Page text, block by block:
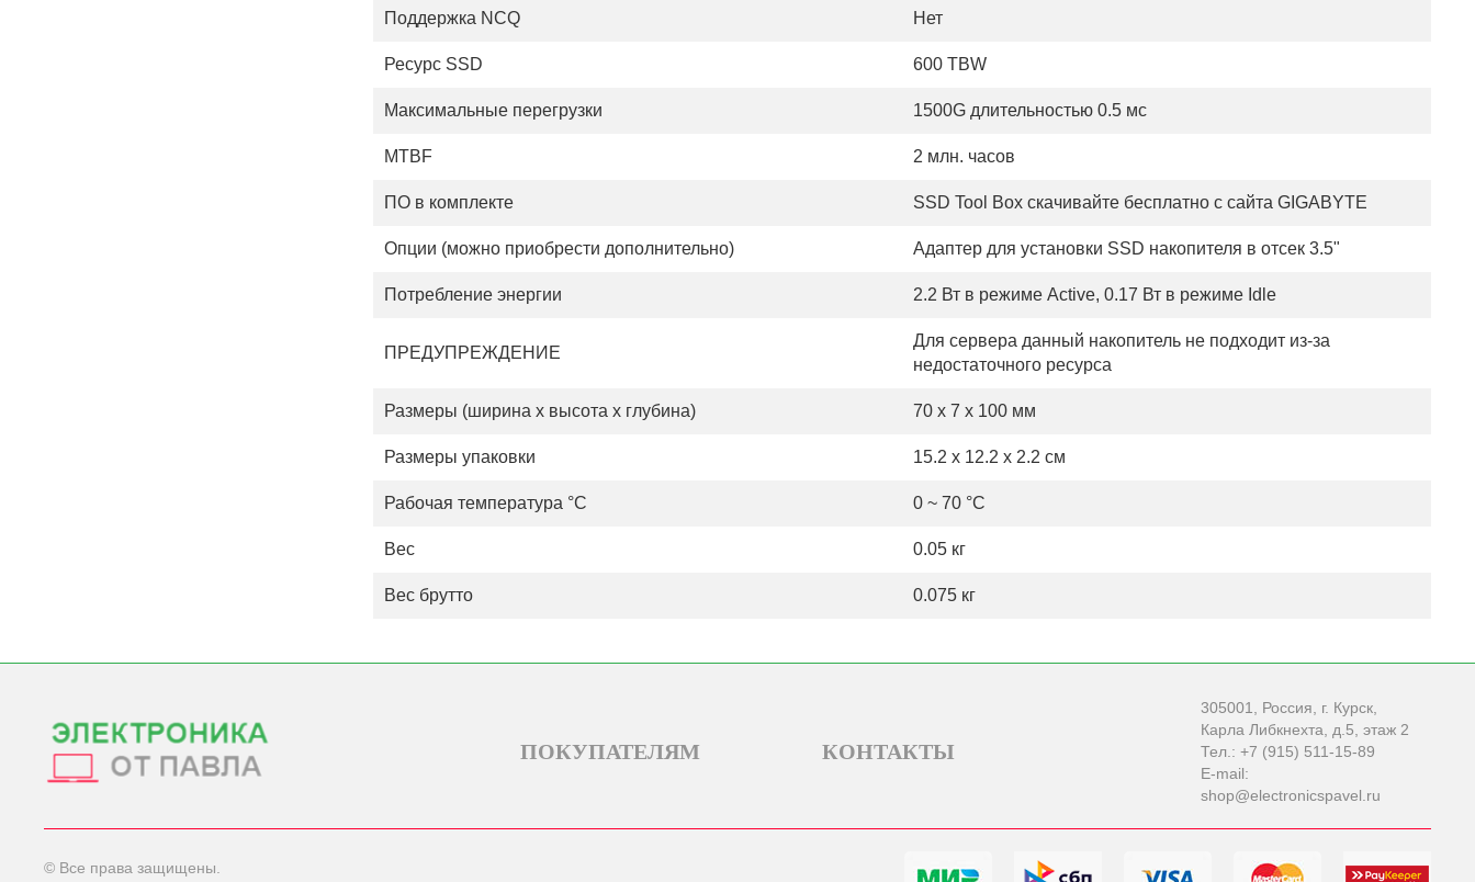
Поддержка NCQ Нет
Ресурс SSD 600 TBW
Максимальные перегрузки 1500G длительностью 0.5 мс
MTBF 2 млн. часов
ПО в комплекте SSD Tool Box скачивайте бесплатно с сайта GIGABYTE
Опции (можно приобрести дополнительно) Адаптер для установки SSD накопителя в отсек 3.5"
Потребление энергии 2.2 Вт в режиме Active, 0.17 Вт в режиме Idle
ПРЕДУПРЕЖДЕНИЕ
Для сервера данный накопитель не подходит из-за
недостаточного ресурса
Размеры (ширина х высота х глубина) 70 x 7 x 100 мм
Размеры упаковки 15.2 x 12.2 x 2.2 см
Рабочая температура °С 0 ~ 70 °C
Вес 0.05 кг
Вес брутто 0.075 кг
ПОКУПАТЕЛЯМ КОНТАКТЫ
305001, Россия, г. Курск,
Карла Либкнехта, д.5, этаж 2
Тел.: +7 (915) 511-15-89
E-mail:
shop@electronicspavel.ru
© Все права защищены.